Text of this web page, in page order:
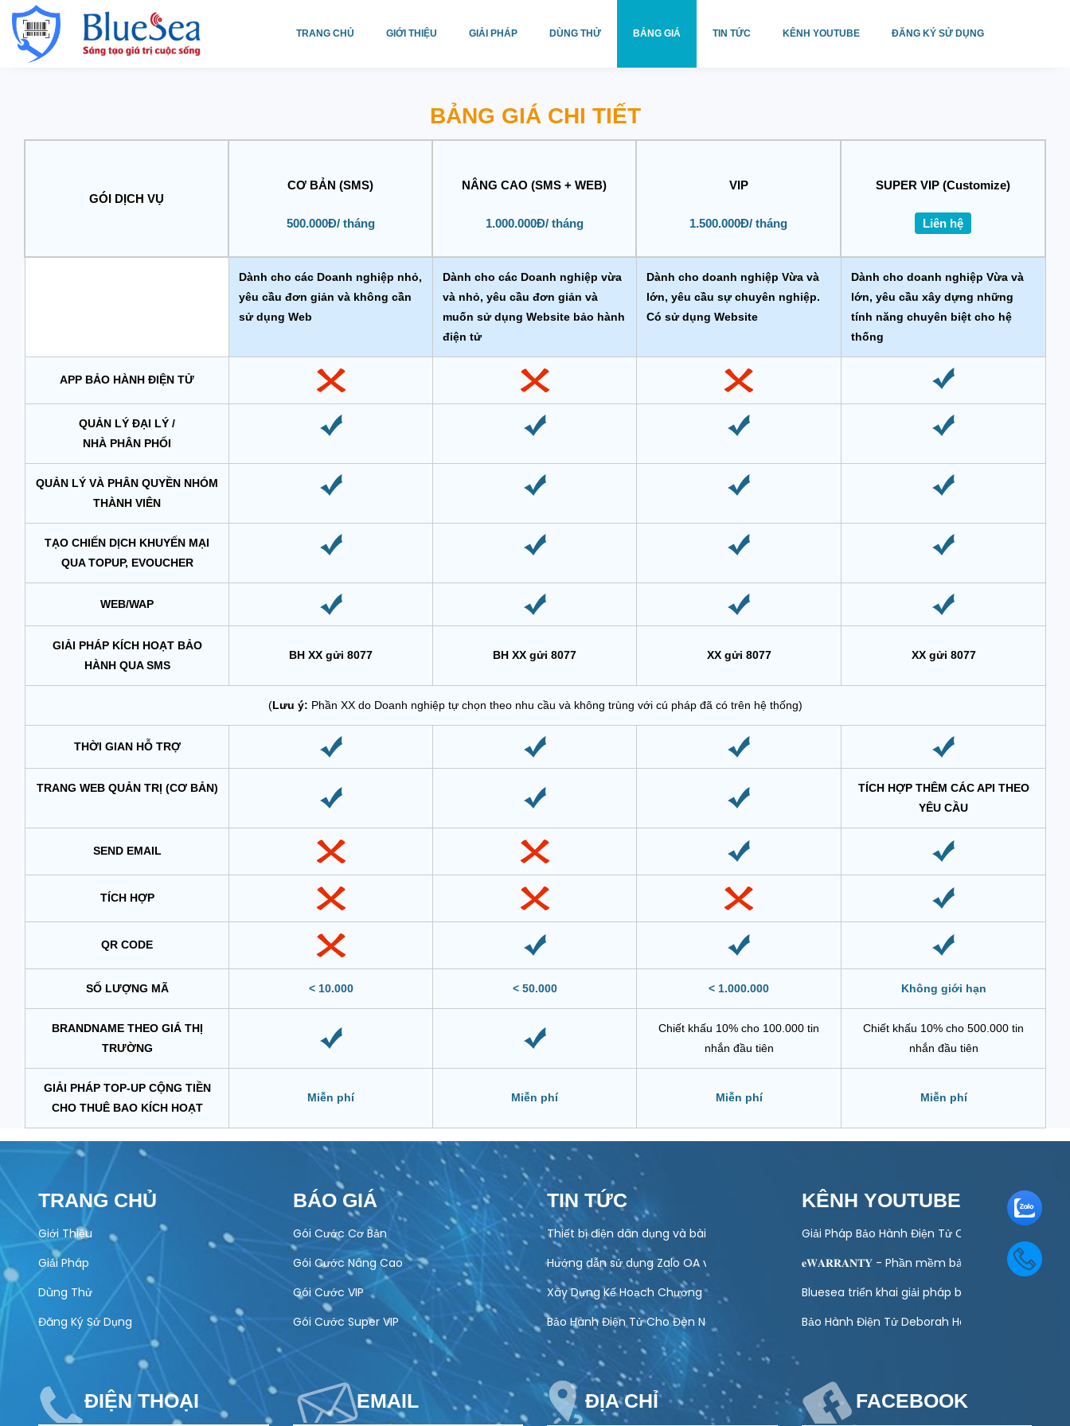
TRANG CHỦ GIỚI THIỆU GIẢI PHÁP DÙNG THỬ BẢNG GIÁ TIN TỨC KÊNH YOUTUBE ĐĂNG KÝ SỬ DỤNG
BẢNG GIÁ CHI TIẾT
GÓI DỊCH VỤ
CƠ BẢN (SMS)
500.000Đ/ tháng
NÂNG CAO (SMS + WEB)
1.000.000Đ/ tháng
VIP
1.500.000Đ/ tháng
SUPER VIP (Customize)
Liên hệ
Dành cho các Doanh nghiệp nhỏ,
yêu cầu đơn giản và không cần
sử dụng Web
Dành cho các Doanh nghiệp vừa
và nhỏ, yêu cầu đơn giản và
muốn sử dụng Website bảo hành
điện tử
Dành cho doanh nghiệp Vừa và
lớn, yêu cầu sự chuyên nghiệp.
Có sử dụng Website
Dành cho doanh nghiệp Vừa và
lớn, yêu cầu xây dựng những
tính năng chuyên biệt cho hệ
thống
APP BẢO HÀNH ĐIỆN TỬ
QUẢN LÝ ĐẠI LÝ /
NHÀ PHÂN PHỐI
QUẢN LÝ VÀ PHÂN QUYỀN NHÓM
THÀNH VIÊN
TẠO CHIẾN DỊCH KHUYẾN MẠI
QUA TOPUP, EVOUCHER
WEB/WAP
GIẢI PHÁP KÍCH HOẠT BẢO
HÀNH QUA SMS
BH XX gửi 8077 BH XX gửi 8077 XX gửi 8077 XX gửi 8077
(Lưu ý: Phần XX do Doanh nghiệp tự chọn theo nhu cầu và không trùng với cú pháp đã có trên hệ thống)
THỜI GIAN HỖ TRỢ
TRANG WEB QUẢN TRỊ (CƠ BẢN)
TÍCH HỢP THÊM CÁC API THEO
YÊU CẦU
SEND EMAIL
TÍCH HỢP
QR CODE
SỐ LƯỢNG MÃ < 10.000 < 50.000 < 1.000.000 Không giới hạn
BRANDNAME THEO GIÁ THỊ
TRƯỜNG
Chiết khấu 10% cho 100.000 tin
nhắn đầu tiên
Chiết khấu 10% cho 500.000 tin
nhắn đầu tiên
GIẢI PHÁP TOP-UP CỘNG TIỀN
CHO THUÊ BAO KÍCH HOẠT
Miễn phí Miễn phí Miễn phí Miễn phí
TRANG CHỦ
Giới Thiệu
Giải Pháp
Dùng Thử
Đăng Ký Sử Dụng
BÁO GIÁ
Gói Cước Cơ Bản
Gói Cước Nâng Cao
Gói Cước VIP
Gói Cước Super VIP
TIN TỨC
Thiết bị điện dân dụng và bài toán quản lý bảo hành
Hướng dẫn sử dụng Zalo OA vào hoạt động kinh doanh của doanh nghiệp
Xây Dựng Kế Hoạch Chương Trình Khuyến Mại Trực Tuyến Cuối Năm – Tết 2027
Bảo Hành Điện Tử Cho Đèn Năng Lượng Mặt Trời – Giải Pháp Hiện Đại Cho DN
KÊNH YOUTUBE
Giải Pháp Bảo Hành Điện Tử Cho Ngành Điện Máy
𝐞𝐖𝐀𝐑𝐑𝐀𝐍𝐓𝐘 - Phần mềm bảo hành điện tử
Bluesea triển khai giải pháp bảo hành điện tử
Bảo Hành Điện Tử Deborah Home
ĐIỆN THOẠI EMAIL ĐỊA CHỈ FACEBOOK